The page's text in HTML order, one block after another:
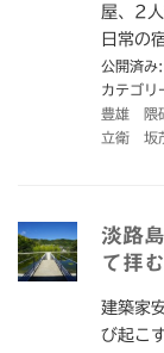
屋、2
日常の
公開済
カテゴリ
豊雄 隈
立衛 坂
淡路
て拝
建築家
び起こ